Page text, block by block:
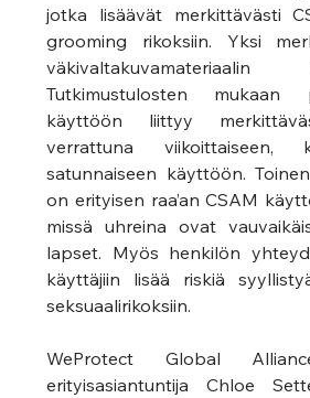
jotka lisäävät merkittävästi
grooming rikoksiin. Yksi
Tutkimustulosten mukaan
käyttöön liittyy
verrattuna viikoittaiseen,
satunnaiseen käyttöön.
on erityisen raa’an CSAM
missä uhreina ovat
lapset. Myös henkilön
käyttäjiin lisää riskiä
seksuaalirikoksiin.
WeProtect Global